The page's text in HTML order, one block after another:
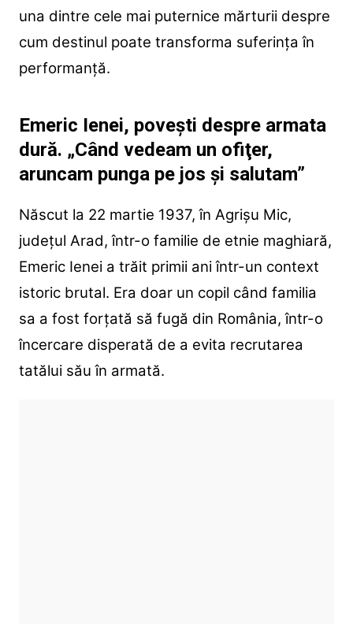
una dintre cele mai puternice mărturii despre
cum destinul poate transforma suferința în
performanță.
Emeric Ienei, povești despre armata
dură. „Când vedeam un ofiţer,
aruncam punga pe jos şi salutam”
Născut la 22 martie 1937, în Agrișu Mic,
județul Arad, într-o familie de etnie maghiară,
Emeric Ienei a trăit primii ani într-un context
istoric brutal. Era doar un copil când familia
sa a fost forțată să fugă din România, într-o
încercare disperată de a evita recrutarea
tatălui său în armată.